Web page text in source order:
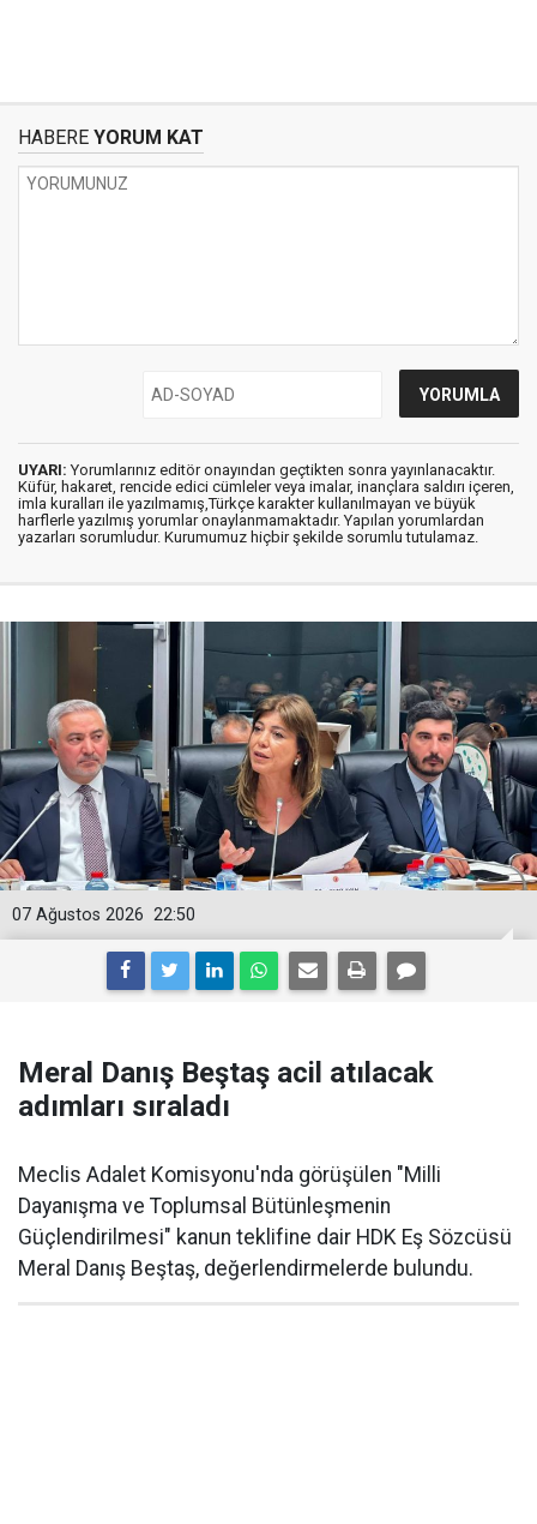
HABERE YORUM KAT
UYARI: Yorumlarınız editör onayından geçtikten sonra yayınlanacaktır.
Küfür, hakaret, rencide edici cümleler veya imalar, inançlara saldırı içeren,
imla kuralları ile yazılmamış,Türkçe karakter kullanılmayan ve büyük
harflerle yazılmış yorumlar onaylanmamaktadır. Yapılan yorumlardan
yazarları sorumludur. Kurumumuz hiçbir şekilde sorumlu tutulamaz.
22:50
07 Ağustos 2026
Meral Danış Beştaş acil atılacak
adımları sıraladı
Meclis Adalet Komisyonu'nda görüşülen "Milli
Dayanışma ve Toplumsal Bütünleşmenin
Güçlendirilmesi" kanun teklifine dair HDK Eş Sözcüsü
Meral Danış Beştaş, değerlendirmelerde bulundu.